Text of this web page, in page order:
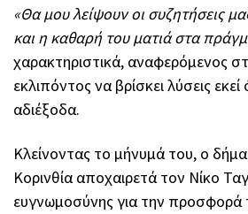
«Θα μου λείψουν οι συζητήσεις
και η καθαρή του ματιά στα
χαρακτηριστικά, αναφερόμενος
εκλιπόντος να βρίσκει λύσεις
αδιέξοδα.
Κλείνοντας το μήνυμά του, ο
Κορινθία αποχαιρετά τον Νίκο
ευγνωμοσύνης για την